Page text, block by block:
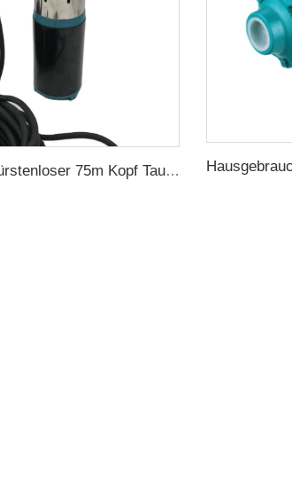
Bürstenloser DC48V Bürstenloser 75m Kopf Tauchbare Solar Schraubenwasserpumpe für landwirtschaftliche Bewässerung